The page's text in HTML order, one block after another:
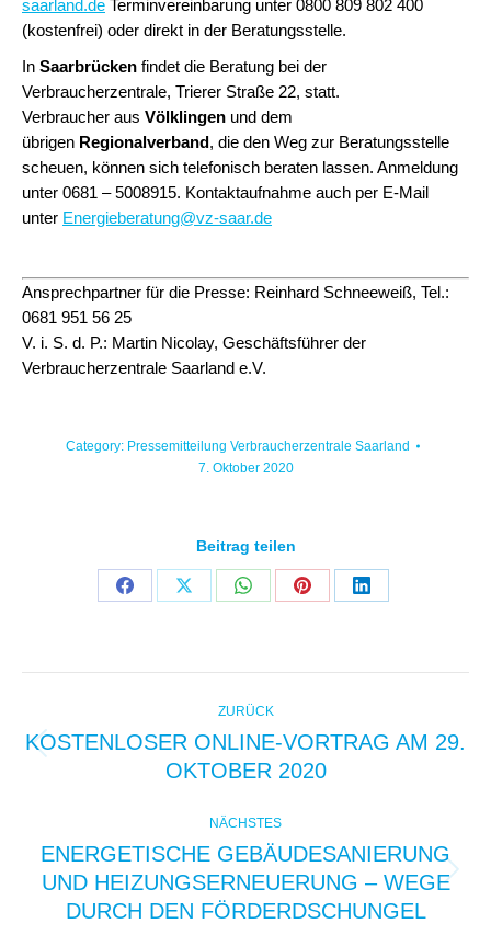
saarland.de Terminvereinbarung unter 0800 809 802 400
(kostenfrei) oder direkt in der Beratungsstelle.
In Saarbrücken findet die Beratung bei der
Verbraucherzentrale, Trierer Straße 22, statt.
Verbraucher aus Völklingen und dem
übrigen Regionalverband, die den Weg zur Beratungsstelle
scheuen, können sich telefonisch beraten lassen. Anmeldung
unter 0681 – 5008915. Kontaktaufnahme auch per E-Mail
unter Energieberatung@vz-saar.de
Ansprechpartner für die Presse: Reinhard Schneeweiß, Tel.:
0681 951 56 25
V. i. S. d. P.: Martin Nicolay, Geschäftsführer der
Verbraucherzentrale Saarland e.V.
Category: Pressemitteilung Verbraucherzentrale Saarland
7. Oktober 2020
Beitrag teilen
Share
Share
Share
Share
Share
ZURÜCK
Vorheriger
Beitrag:
KOSTENLOSER ONLINE-VORTRAG AM 29.
OKTOBER 2020
NÄCHSTES
Nächster
Beitrag:
ENERGETISCHE GEBÄUDESANIERUNG
UND HEIZUNGSERNEUERUNG – WEGE
DURCH DEN FÖRDERDSCHUNGEL